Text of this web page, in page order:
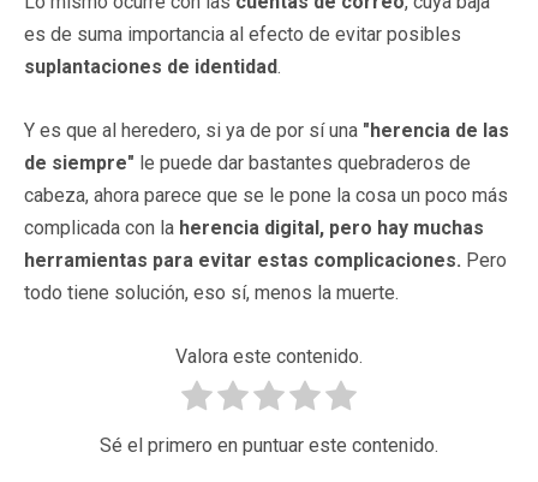
es de suma importancia al efecto de evitar posibles
suplantaciones de identidad.
Y es que al heredero, si ya de por sí una "herencia de las
de siempre" le puede dar bastantes quebraderos de
cabeza, ahora parece que se le pone la cosa un poco más
complicada con la herencia digital, pero hay muchas
herramientas para evitar estas complicaciones. Pero
todo tiene solución, eso sí, menos la muerte.
Valora este contenido.
Sé el primero en puntuar este contenido.